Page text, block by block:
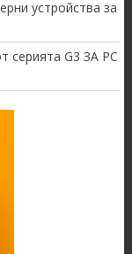
устройства за
серията G3 ЗА PC